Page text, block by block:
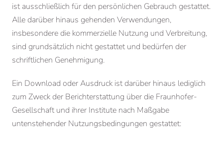
ist ausschließlich für den persönlichen Gebrauch gestattet.
Alle darüber hinaus gehenden Verwendungen,
insbesondere die kommerzielle Nutzung und Verbreitung,
sind grundsätzlich nicht gestattet und bedürfen der
schriftlichen Genehmigung.
Ein Download oder Ausdruck ist darüber hinaus lediglich
zum Zweck der Berichterstattung über die Fraunhofer-
Gesellschaft und ihrer Institute nach Maßgabe
untenstehender Nutzungsbedingungen gestattet: